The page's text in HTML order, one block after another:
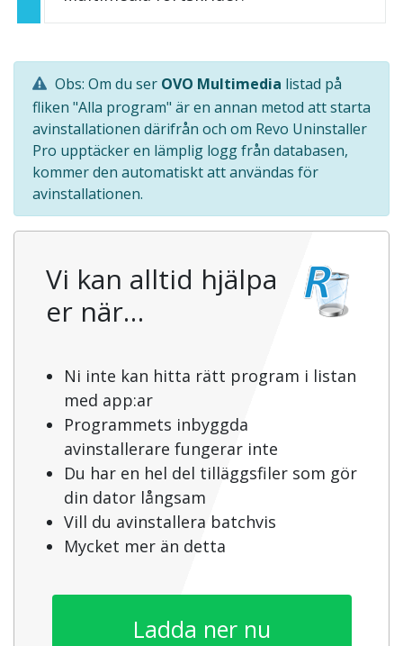
Obs: Om du ser OVO Multimedia listad på
fliken "Alla program" är en annan metod att starta
avinstallationen därifrån och om Revo Uninstaller
Pro upptäcker en lämplig logg från databasen,
kommer den automatiskt att användas för
avinstallationen.
Vi kan alltid hjälpa
er när…
Ni inte kan hitta rätt program i listan
med app:ar
Programmets inbyggda
avinstallerare fungerar inte
Du har en hel del tilläggsfiler som gör
din dator långsam
Vill du avinstallera batchvis
Mycket mer än detta
Ladda ner nu